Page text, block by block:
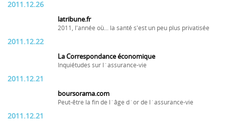
2011.12.26
latribune.fr
2011, l'année où... la santé s'est un peu plus privatisée
2011.12.22
La Correspondance économique
Inquiétudes sur l´assurance-vie
2011.12.21
boursorama.com
Peut-être la fin de l´âge d´or de l´assurance-vie
2011.12.21